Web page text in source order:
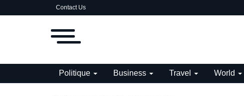
Contact Us
Politique Business Travel World